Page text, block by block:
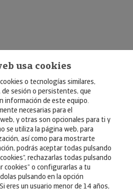
Caución
usa cookies
o tecnologías similares,
sesión o persistentes, que
información de este equipo.
necesarias para el
y otras son opcionales para ti y
se utiliza la página web, para
así como para mostrarte
podrás aceptar todas pulsando
rechazarlas todas pulsando
cookies” o configurarlas a tu
pulsando en la opción
eres un usuario menor de 14 años,